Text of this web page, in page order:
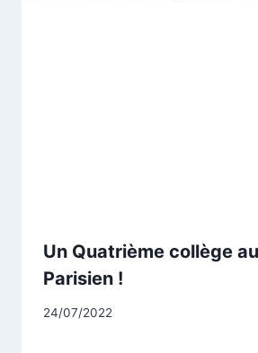
Un Quatrième collège
Parisien !
Par
24/07/2022